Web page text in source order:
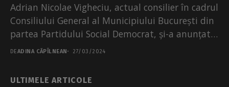
Adrian Nicolae Vigheciu, actual consilier în cadrul
Consiliului General al Municipiului București din
partea Partidului Social Democrat, și-a anunțat
candidatura pentru postul de...
DEADINA CĂPÎLNEAN 27/03/2024
ULTIMELE ARTICOLE